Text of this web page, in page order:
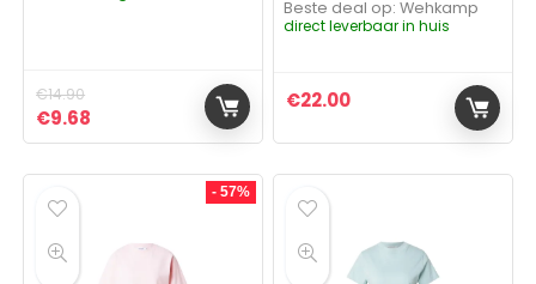
€14.90
Oorspronkelijke prijs was: €14.90.
€9.68 Huidige prijs is: €9.68.
Beste deal op:
Wehkamp
direct leverbaar in huis
€22.00
- 57%